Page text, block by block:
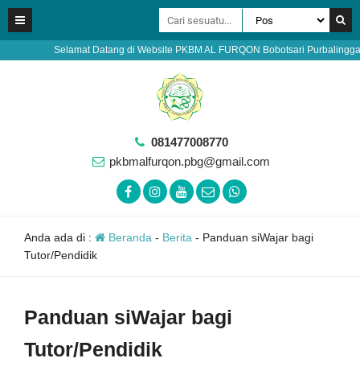
Selamat Datang di Website PKBM AL FURQON Bobotsari Purbalingga -
081477008770
pkbmalfurqon.pbg@gmail.com
Anda ada di : Beranda - Berita - Panduan siWajar bagi
Tutor/Pendidik
Panduan siWajar bagi
Tutor/Pendidik